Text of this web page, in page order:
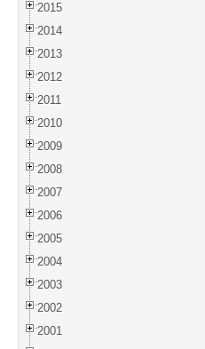
2015
2014
2013
2012
2011
2010
2009
2008
2007
2006
2005
2004
2003
2002
2001